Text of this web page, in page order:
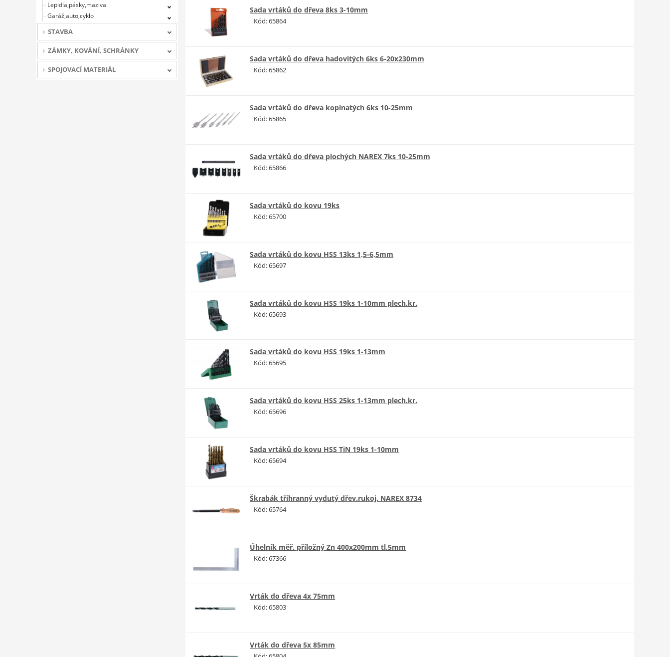
Sada vrtáků do dřeva 8ks 3-10mm
Kód: 65864
Sada vrtáků do dřeva hadovitých 6ks 6-20x230mm
Kód: 65862
Sada vrtáků do dřeva kopinatých 6ks 10-25mm
Kód: 65865
Sada vrtáků do dřeva plochých NAREX 7ks 10-25mm
Kód: 65866
Sada vrtáků do kovu 19ks
Kód: 65700
Sada vrtáků do kovu HSS 13ks 1,5-6,5mm
Kód: 65697
Sada vrtáků do kovu HSS 19ks 1-10mm plech.kr.
Kód: 65693
Sada vrtáků do kovu HSS 19ks 1-13mm
Kód: 65695
Sada vrtáků do kovu HSS 25ks 1-13mm plech.kr.
Kód: 65696
Sada vrtáků do kovu HSS TiN 19ks 1-10mm
Kód: 65694
Škrabák tříhranný vydutý dřev.rukoj. NAREX 8734
Kód: 65764
Úhelník měř. příložný Zn 400x200mm tl.5mm
Kód: 67366
Vrták do dřeva 4x 75mm
Kód: 65803
Vrták do dřeva 5x 85mm
Lepidla,pásky,maziva
Garáž,auto,cyklo
STAVBA
ZÁMKY, KOVÁNÍ, SCHRÁNKY
SPOJOVACÍ MATERIÁL